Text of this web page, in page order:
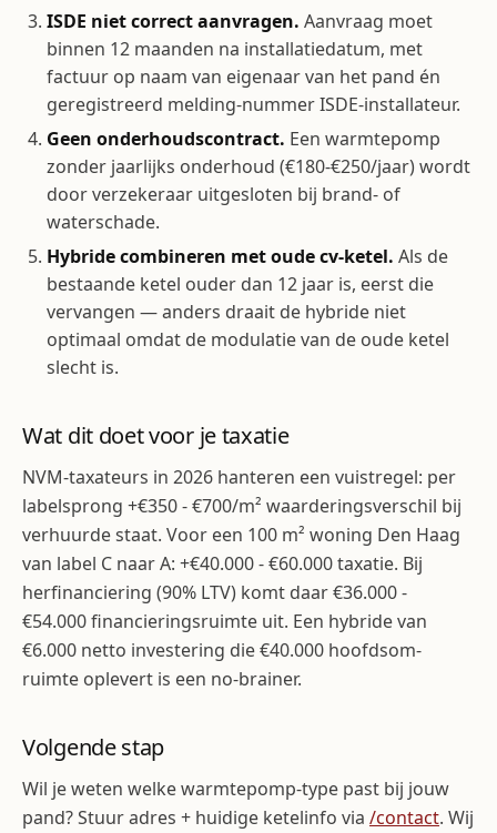
ISDE niet correct aanvragen. Aanvraag moet
binnen 12 maanden na installatiedatum, met
factuur op naam van eigenaar van het pand én
geregistreerd melding-nummer ISDE-installateur.
Geen onderhoudscontract. Een warmtepomp
zonder jaarlijks onderhoud (€180-€250/jaar) wordt
door verzekeraar uitgesloten bij brand- of
waterschade.
Hybride combineren met oude cv-ketel. Als de
bestaande ketel ouder dan 12 jaar is, eerst die
vervangen — anders draait de hybride niet
optimaal omdat de modulatie van de oude ketel
slecht is.
Wat dit doet voor je taxatie
NVM-taxateurs in 2026 hanteren een vuistregel: per
labelsprong +€350 - €700/m² waarderingsverschil bij
verhuurde staat. Voor een 100 m² woning Den Haag
van label C naar A: +€40.000 - €60.000 taxatie. Bij
herfinanciering (90% LTV) komt daar €36.000 -
€54.000 financieringsruimte uit. Een hybride van
€6.000 netto investering die €40.000 hoofdsom-
ruimte oplevert is een no-brainer.
Volgende stap
Wil je weten welke warmtepomp-type past bij jouw
pand? Stuur adres + huidige ketelinfo via /contact. Wij